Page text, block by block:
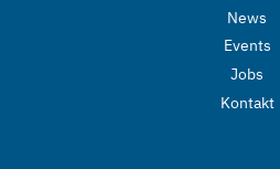
News
Events
Jobs
Kontakt